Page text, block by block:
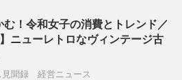
む！令和女子の消費とトレンド／
】ニューレトロなヴィンテージ古
見聞録 経営ニュース